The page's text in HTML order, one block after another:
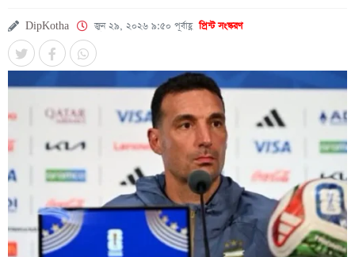
DipKotha জুন ২৯, ২০২৬ ৯:৫০ পূর্বাহ্ণপ্রিন্ট সংস্করণ